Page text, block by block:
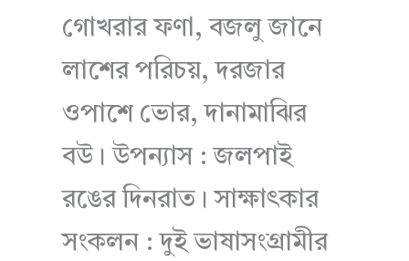
গোখরার ফণা, বজলু জানে
লাশের পরিচয়, দরজার
ওপাশে ভোর, দানামাঝির
বউ। উপন্যাস : জলপাই
রঙের দিনরাত। সাক্ষাৎকার
সংকলন : দুই ভাষাসংগ্রামীর